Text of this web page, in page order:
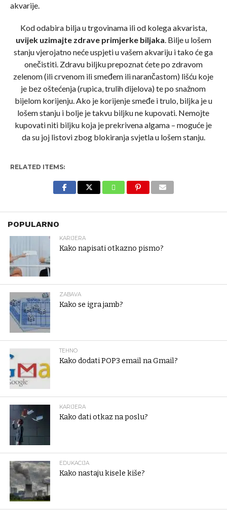
akvarije.
Kod odabira bilja u trgovinama ili od kolega akvarista,
uvijek uzimajte zdrave primjerke biljaka. Bilje u lošem
stanju vjerojatno neće uspjeti u vašem akvariju i tako će ga
onečistiti. Zdravu biljku prepoznat ćete po zdravom
zelenom (ili crvenom ili smeđem ili narančastom) lišću koje
je bez oštećenja (rupica, trulih dijelova) te po snažnom
bijelom korijenju. Ako je korijenje smeđe i trulo, biljka je u
lošem stanju i bolje je takvu biljku ne kupovati. Nemojte
kupovati niti biljku koja je prekrivena algama – moguće je
da su joj listovi zbog blokiranja svjetla u lošem stanju.
RELATED ITEMS:
POPULARNO
KARIJERA
Kako napisati otkazno pismo?
ZABAVA
Kako se igra jamb?
TEHNO
Kako dodati POP3 email na Gmail?
KARIJERA
Kako dati otkaz na poslu?
EDUKACIJA
Kako nastaju kisele kiše?